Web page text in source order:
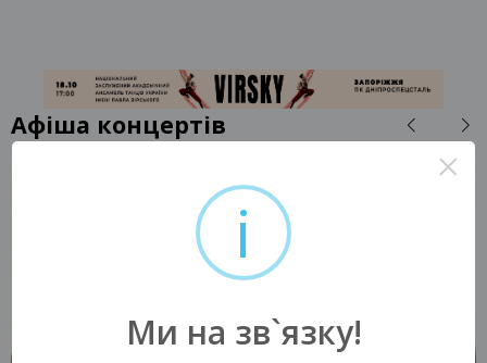
Афіша концертів
i
Ми на зв`язку!
×